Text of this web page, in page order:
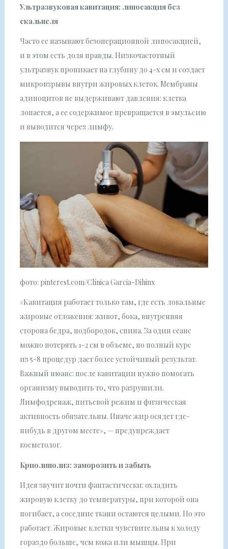
Ультразвуковая кавитация: липосакция без
скальпеля
Часто ее называют безоперационной липосакцией,
и в этом есть доля правды. Низкочастотный
ультразвук проникает на глубину до 4-х см и создает
микровзрывы внутри жировых клеток. Мембраны
адипоцитов не выдерживают давления: клетка
лопается, а ее содержимое превращается в эмульсию
и выводится через лимфу.
фото: pinterest.com/Clínica Garcia-Dihinx
«Кавитация работает только там, где есть локальные
жировые отложения: живот, бока, внутренняя
сторона бедра, подбородок, спина. За один сеанс
можно потерять 1-2 см в объеме, но полный курс
из 5-8 процедур дает более устойчивый результат.
Важный нюанс: после кавитации нужно помогать
организму выводить то, что разрушили.
Лимфодренаж, питьевой режим и физическая
активность обязательны. Иначе жир осядет где-
нибудь в другом месте», — предупреждает
косметолог.
Криолиполиз: заморозить и забыть
Идея звучит почти фантастически: охладить
жировую клетку до температуры, при которой она
погибает, а соседние ткани остаются целыми. Но это
работает. Жировые клетки чувствительны к холоду
гораздо больше, чем кожа или мышцы. При